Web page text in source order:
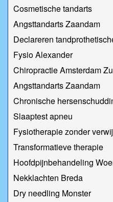
Cosmetische tandarts
Angsttandarts Zaandam
Declareren
Fysio Alexander
Chiropractie Amsterdam
Angsttandarts Zaandam
Chronische
Slaaptest apneu
Fysiotherapie zonder
Transformatieve therapie
Hoofdpijnbehandeling
Nekklachten Breda
Dry needling Monster